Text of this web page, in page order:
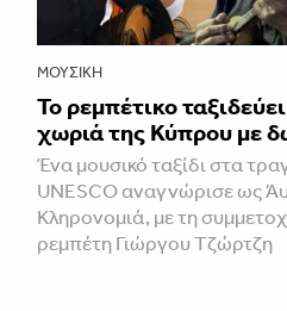
ΜΟΥΣΙΚΉ
Το ρεμπέτικο
χωριά της Κύπρου με
Ένα μουσικό ταξίδι στα
UNESCO αναγνώρισε ως
Κληρονομιά, με τη
ρεμπέτη Γιώργου Τζώρτζη